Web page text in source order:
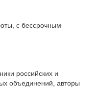
с бессрочным
российских и
объединений, авторы